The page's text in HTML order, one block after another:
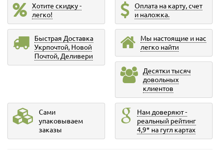
Хотите скидку -
легко!
Оплата на карту, счет
и наложка.
Быстрая Доставка
Укрпочтой, Новой
Почтой, Деливери
Мы настоящие и нас
легко найти
Десятки тысяч
довольных
клиентов
Сами
упаковываем
заказы
Нам доверяют -
реальный рейтинг
4,9* на гугл картах